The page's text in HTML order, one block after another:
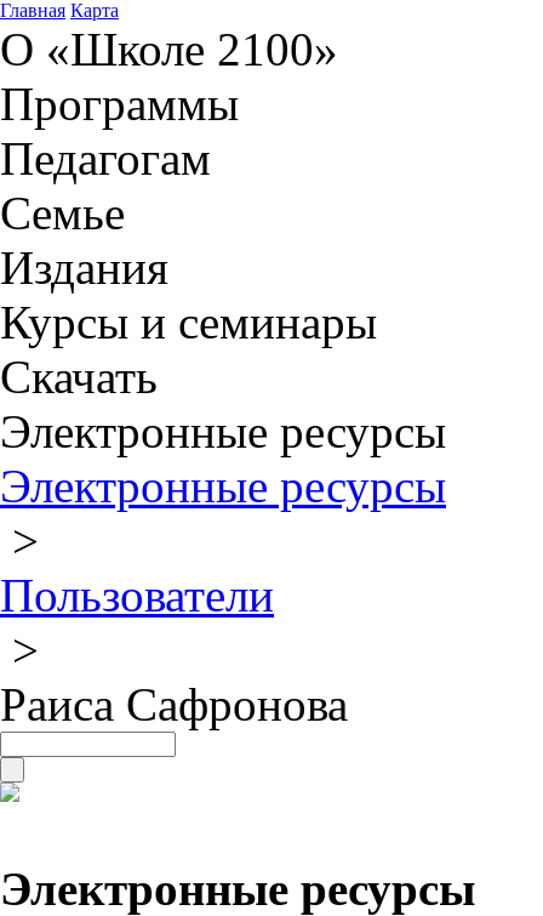
Главная Карта
О «Школе 2100»
Программы
Педагогам
Семье
Издания
Курсы и семинары
Скачать
Электронные ресурсы
Электронные ресурсы
>
Пользователи
>
Раиса Сафронова
Электронные ресурсы